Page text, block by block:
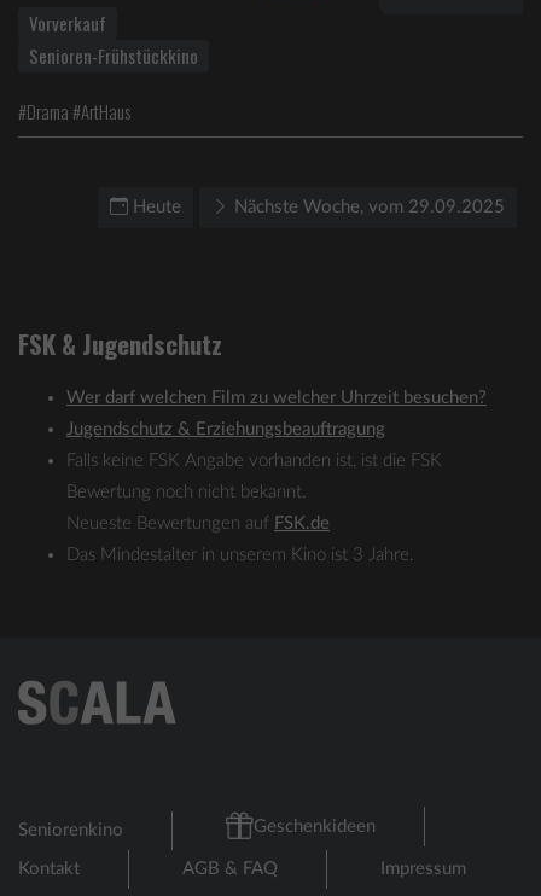
Vorverkauf
Senioren-Frühstückkino
#Drama #ArtHaus
Heute Nächste Woche, vom 29.09.2025
FSK & Jugendschutz
Wer darf welchen Film zu welcher Uhrzeit besuchen?
Jugendschutz & Erziehungsbeauftragung
Falls keine FSK Angabe vorhanden ist, ist die FSK
Bewertung noch nicht bekannt.
Neueste Bewertungen auf
FSK.de
Das Mindestalter in unserem Kino ist 3 Jahre.
Seniorenkino Geschenkideen
Kontakt AGB & FAQ Impressum